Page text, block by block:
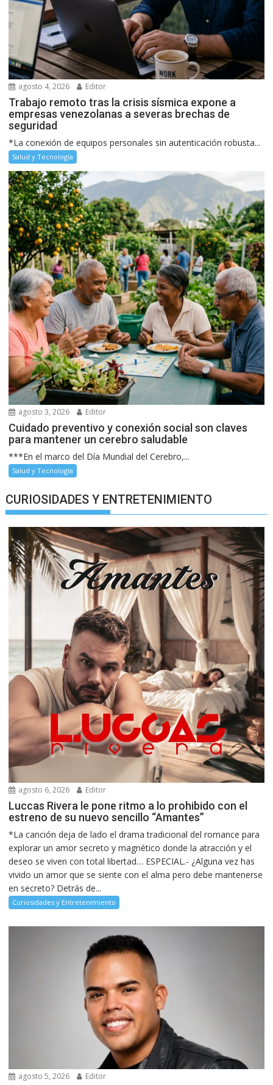
agosto 4, 2026 Editor
Trabajo remoto tras la crisis sísmica expone a
empresas venezolanas a severas brechas de
seguridad
*La conexión de equipos personales sin autenticación robusta...
Salud y Tecnología
agosto 3, 2026 Editor
Cuidado preventivo y conexión social son claves
para mantener un cerebro saludable
***En el marco del Día Mundial del Cerebro,...
Salud y Tecnología
CURIOSIDADES Y ENTRETENIMIENTO
agosto 6, 2026 Editor
Luccas Rivera le pone ritmo a lo prohibido con el
estreno de su nuevo sencillo “Amantes”
*La canción deja de lado el drama tradicional del romance para
explorar un amor secreto y magnético donde la atracción y el
deseo se viven con total libertad… ESPECIAL.- ¿Alguna vez has
vivido un amor que se siente con el alma pero debe mantenerse
en secreto? Detrás de...
Curiosidades y Entretenimiento
agosto 5, 2026 Editor